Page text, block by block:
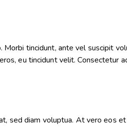
Morbi tincidunt, ante vel suscipit
eu tincidunt velit. Consectetur
sed diam voluptua. At vero eos